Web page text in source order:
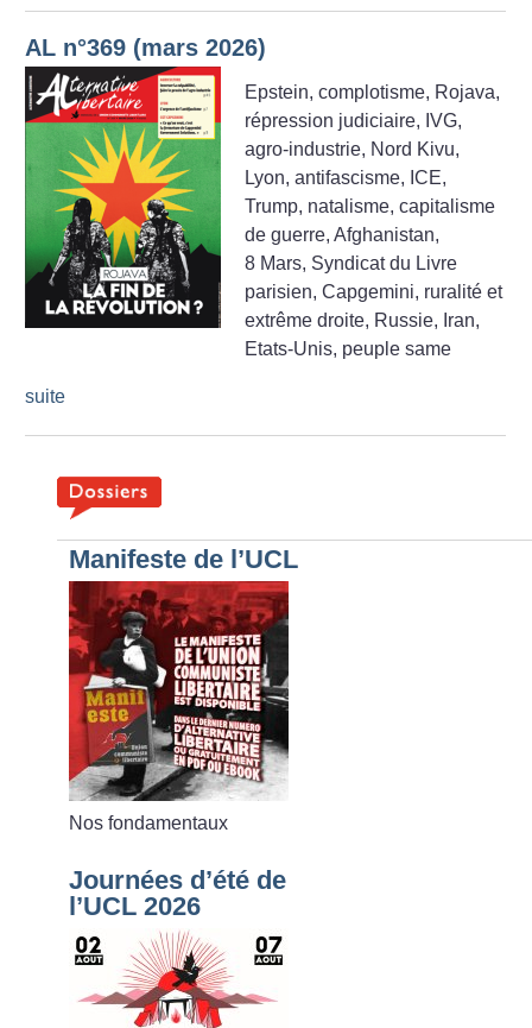
AL n°369 (mars 2026)
Epstein, complotisme, Rojava,
répression judiciaire, IVG,
agro-industrie, Nord Kivu,
Lyon, antifascisme, ICE,
Trump, natalisme, capitalisme
de guerre, Afghanistan,
8 Mars, Syndicat du Livre
parisien, Capgemini, ruralité et
extrême droite, Russie, Iran,
Etats-Unis, peuple same
suite
Manifeste de l’UCL
Nos fondamentaux
Journées d’été de
l’UCL 2026